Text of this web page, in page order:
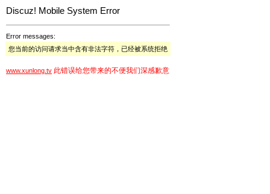
Discuz! Mobile System Error
Error messages:
您当前的访问请求当中含有非法字符，已经被系统拒绝
www.xunlong.tv 此错误给您带来的不便我们深感歉意